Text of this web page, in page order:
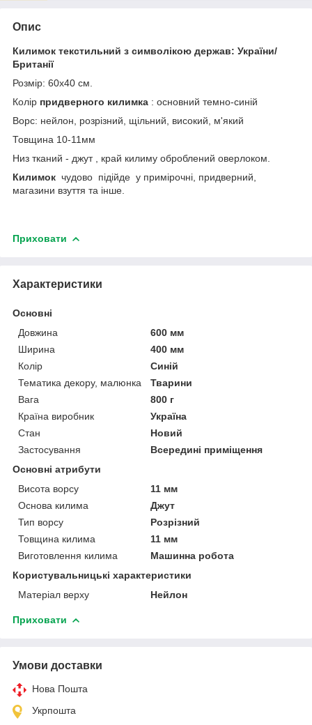
Опис
Килимок текстильний з символікою держав: України/
Британії
Розмір: 60х40 см.
Колір придверного килимка : основний темно-синій
Ворс: нейлон, розрізний, щільний, високий, м'який
Товщина 10-11мм
Низ тканий - джут , край килиму оброблений оверлоком.
Килимок чудово підійде у примірочні, придверний,
магазини взуття та інше.
Приховати
Характеристики
Основні
Довжина
600 мм
Ширина
400 мм
Колір
Синій
Тематика декору, малюнка
Тварини
Вага
800 г
Країна виробник
Україна
Стан
Новий
Застосування
Всередині приміщення
Основні атрибути
Висота ворсу
11 мм
Основа килима
Джут
Тип ворсу
Розрізний
Товщина килима
11 мм
Виготовлення килима
Машинна робота
Користувальницькі характеристики
Матеріал верху
Нейлон
Приховати
Умови доставки
Нова Пошта
Укрпошта